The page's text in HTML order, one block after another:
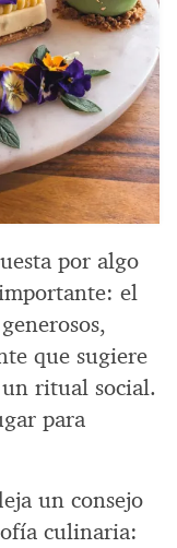
por algo
el
que sugiere
ritual social.
para
un consejo
culinaria: